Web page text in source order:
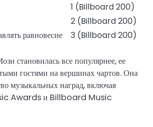
1 (Billboard 200)
2 (Billboard 200)
равновесие 3 (Billboard 200)
становилась все популярнее, ее
гостями на вершинах чартов. Она
музыкальных наград, включая
Awards и Billboard Music